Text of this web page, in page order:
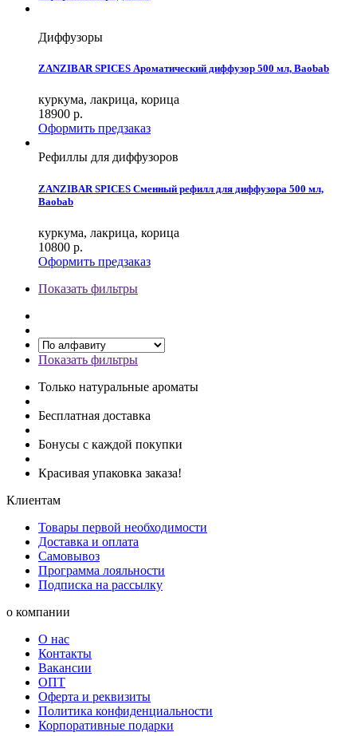
Диффузоры
ZANZIBAR SPICES Ароматический диффузор 500 мл, Baobab
куркума, лакрица, корица
18900 р.
Оформить предзаказ
Рефиллы для диффузоров
ZANZIBAR SPICES Сменный рефилл для диффузора 500 мл,
Baobab
куркума, лакрица, корица
10800 р.
Оформить предзаказ
Показать фильтры
Показать фильтры
Только натуральные ароматы
Бесплатная доставка
Бонусы с каждой покупки
Красивая упаковка заказа!
Клиентам
Товары первой необходимости
Доставка и оплата
Самовывоз
Программа лояльности
Подписка на рассылку
о компании
О нас
Контакты
Вакансии
ОПТ
Оферта и реквизиты
Политика конфиденциальности
Корпоративные подарки